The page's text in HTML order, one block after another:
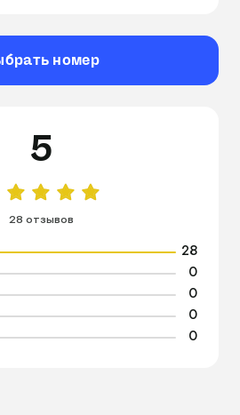
номер
5
28 отзывов
28
0
0
0
0